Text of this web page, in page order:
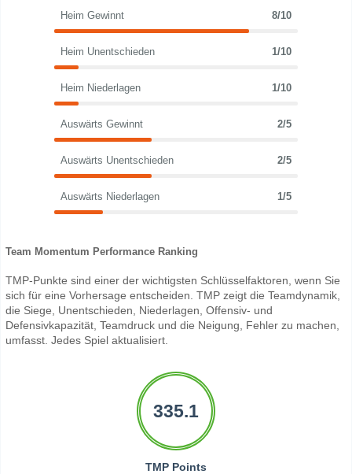
Heim Gewinnt 8/10
Heim Unentschieden 1/10
Heim Niederlagen 1/10
Auswärts Gewinnt 2/5
Auswärts Unentschieden 2/5
Auswärts Niederlagen 1/5
Team Momentum Performance Ranking
TMP-Punkte sind einer der wichtigsten Schlüsselfaktoren, wenn Sie
sich für eine Vorhersage entscheiden. TMP zeigt die Teamdynamik,
die Siege, Unentschieden, Niederlagen, Offensiv- und
Defensivkapazität, Teamdruck und die Neigung, Fehler zu machen,
umfasst. Jedes Spiel aktualisiert.
335.1
TMP Points